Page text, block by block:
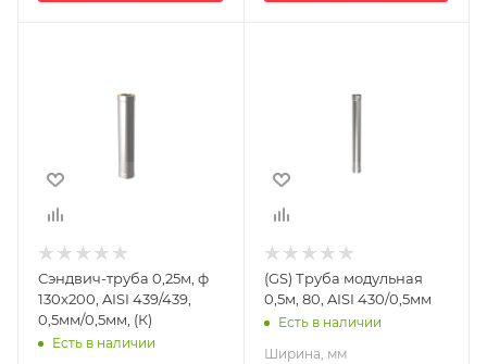
250
Материал
Нержавеющая
сталь
Производитель
УМК
Сэндвич-труба 0,25м, ф
130х200, AISI 439/439,
0,5мм/0,5мм, (К)
Есть в наличии
500
Материал
Нержавеющая
сталь
Производитель
(GS) Труба модульная
0,5м, 80, AISI 430/0,5мм
Есть в наличии
Ширина, мм